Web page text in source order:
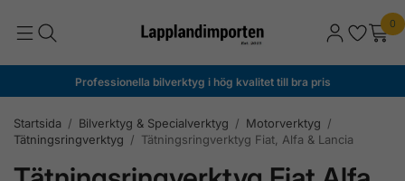
0
Professionella bilverktyg i hög kvalitet till bra pris
Startsida / Bilverktyg & Specialverktyg / Motorverktyg /
Tätningsringverktyg / Tätningsringverktyg Fiat, Alfa & Lancia